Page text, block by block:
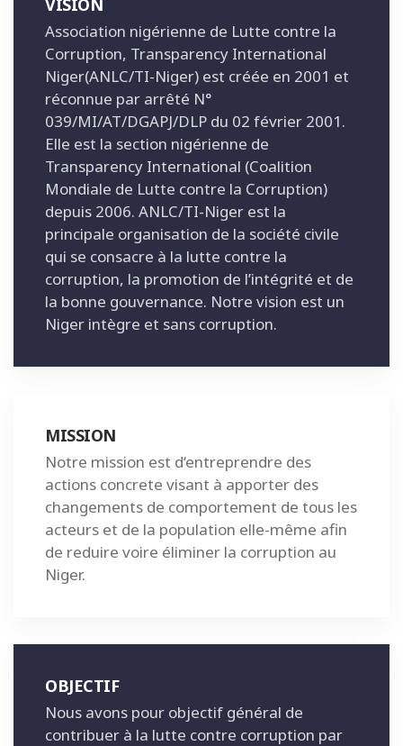
VISION
Association nigérienne de Lutte contre la
Corruption, Transparency International
Niger(ANLC/TI-Niger) est créée en 2001 et
réconnue par arrêté N°
039/MI/AT/DGAPJ/DLP du 02 février 2001.
Elle est la section nigérienne de
Transparency International (Coalition
Mondiale de Lutte contre la Corruption)
depuis 2006. ANLC/TI-Niger est la
principale organisation de la société civile
qui se consacre à la lutte contre la
corruption, la promotion de l’intégrité et de
la bonne gouvernance. Notre vision est un
Niger intègre et sans corruption.
MISSION
Notre mission est d‘entreprendre des
actions concrete visant à apporter des
changements de comportement de tous les
acteurs et de la population elle-même afin
de reduire voire éliminer la corruption au
Niger.
OBJECTIF
Nous avons pour objectif général de
contribuer à la lutte contre corruption par